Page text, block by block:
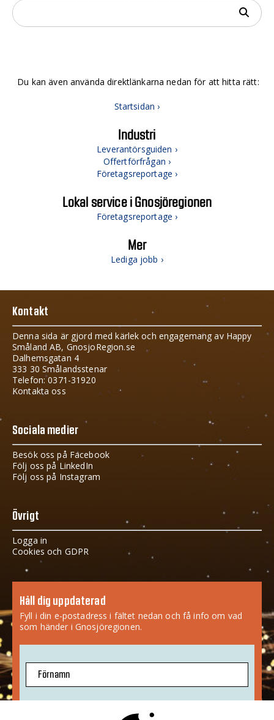
Du kan även använda direktlänkarna nedan för att hitta rätt:
Startsidan ›
Industri
Leverantörsguiden ›
Offertförfrågan ›
Företagsreportage ›
Lokal service i Gnosjöregionen
Företagsreportage ›
Mer
Lediga jobb ›
Kontakt
Denna sida är gjord med kärlek och engagemang av Happy
Småland AB, GnosjoRegion.se
Dalhemsgatan 4
333 30 Smålandsstenar
Telefon: 0371-31920
Kontakta oss
Sociala medier
Besök oss på Facebook
Följ oss på LinkedIn
Följ oss på Instagram
Övrigt
Logga in
Cookies och GDPR
Håll dig uppdaterad
Fyll i din e-postadress i fältet nedan och få info om vad
som händer i Gnosjöregionen.
Förnamn